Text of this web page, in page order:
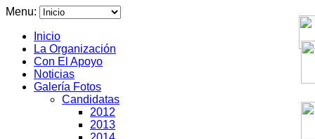
Menu:
Inicio
La Organización
Con El Apoyo
Noticias
Galería Fotos
Candidatas
2012
2013